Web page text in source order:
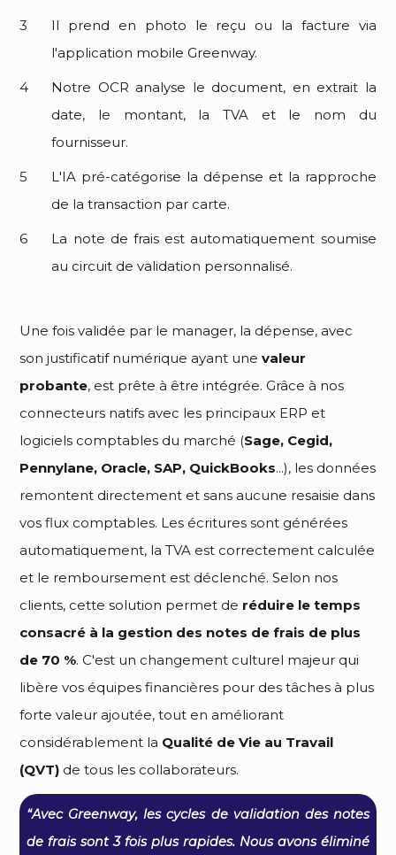
Il prend en photo le reçu ou la facture via
l'application mobile Greenway.
Notre OCR analyse le document, en extrait la
date, le montant, la TVA et le nom du
fournisseur.
L'IA pré-catégorise la dépense et la rapproche
de la transaction par carte.
La note de frais est automatiquement soumise
au circuit de validation personnalisé.
Une fois validée par le manager, la dépense, avec
son justificatif numérique ayant unevaleur
probante, est prête à être intégrée. Grâce à nos
connecteurs natifs avec les principaux ERP et
logiciels comptables du marché (Sage, Cegid,
Pennylane, Oracle, SAP, QuickBooks...), les données
remontent directement et sans aucune resaisie dans
vos flux comptables. Les écritures sont générées
automatiquement, la TVA est correctement calculée
et le remboursement est déclenché. Selon nos
clients, cette solution permet de réduire le temps
consacré à la gestion des notes de frais de plus
de 70 %. C'est un changement culturel majeur qui
libère vos équipes financières pour des tâches à plus
forte valeur ajoutée, tout en améliorant
considérablement la Qualité de Vie au Travail
(QVT) de tous les collaborateurs.
“Avec Greenway, les cycles de validation des notes
de frais sont 3 fois plus rapides. Nous avons éliminé